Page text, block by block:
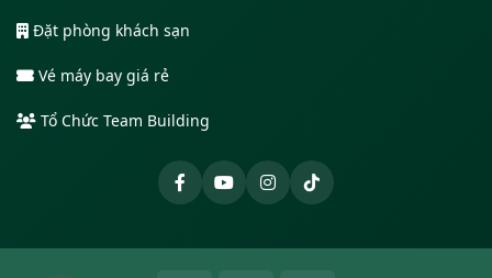
Đặt phòng khách sạn
Vé máy bay giá rẻ
Tổ Chức Team Building